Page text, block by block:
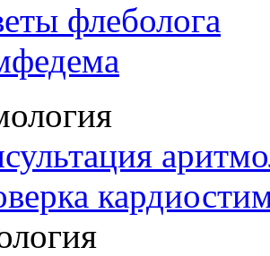
флеболога